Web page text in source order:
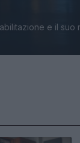
e il suo